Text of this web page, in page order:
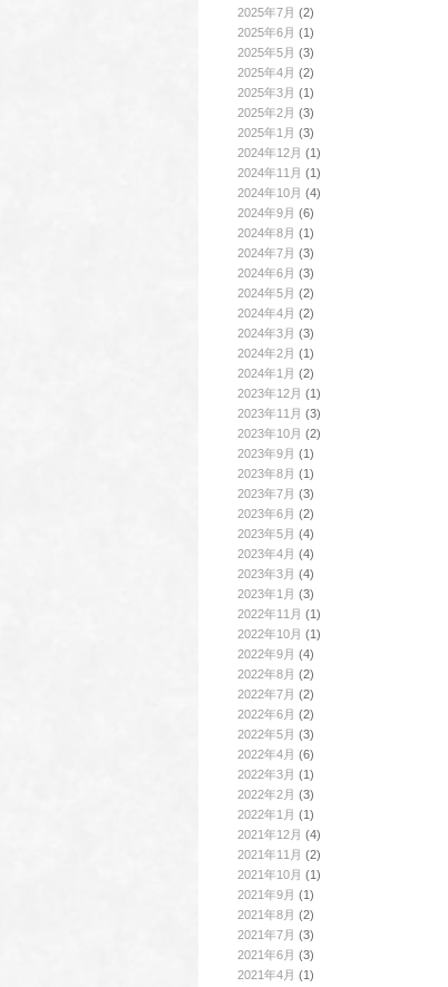
2025年7月 (2)
2025年6月 (1)
2025年5月 (3)
2025年4月 (2)
2025年3月 (1)
2025年2月 (3)
2025年1月 (3)
2024年12月 (1)
2024年11月 (1)
2024年10月 (4)
2024年9月 (6)
2024年8月 (1)
2024年7月 (3)
2024年6月 (3)
2024年5月 (2)
2024年4月 (2)
2024年3月 (3)
2024年2月 (1)
2024年1月 (2)
2023年12月 (1)
2023年11月 (3)
2023年10月 (2)
2023年9月 (1)
2023年8月 (1)
2023年7月 (3)
2023年6月 (2)
2023年5月 (4)
2023年4月 (4)
2023年3月 (4)
2023年1月 (3)
2022年11月 (1)
2022年10月 (1)
2022年9月 (4)
2022年8月 (2)
2022年7月 (2)
2022年6月 (2)
2022年5月 (3)
2022年4月 (6)
2022年3月 (1)
2022年2月 (3)
2022年1月 (1)
2021年12月 (4)
2021年11月 (2)
2021年10月 (1)
2021年9月 (1)
2021年8月 (2)
2021年7月 (3)
2021年6月 (3)
2021年4月 (1)